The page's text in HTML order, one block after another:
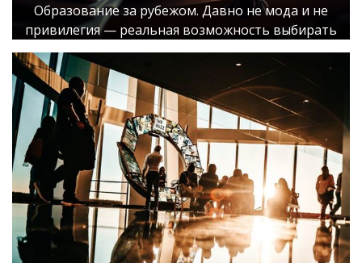
Образование за рубежом. Давно не мода и не
привилегия — реальная возможность выбирать